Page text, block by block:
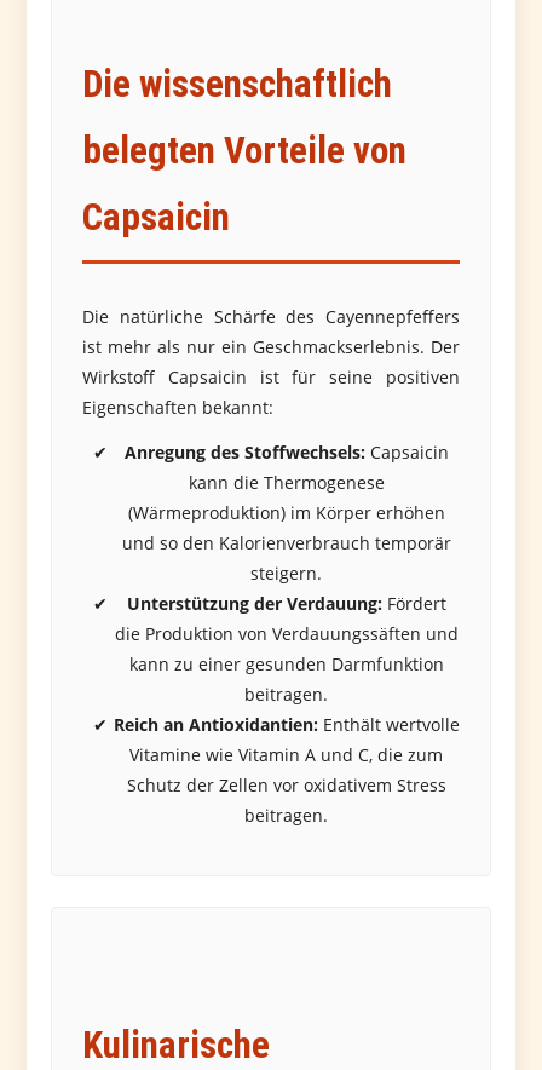
Die wissenschaftlich
belegten Vorteile von
Capsaicin
Die natürliche Schärfe des Cayennepfeffers
ist mehr als nur ein Geschmackserlebnis. Der
Wirkstoff Capsaicin ist für seine positiven
Eigenschaften bekannt:
Anregung des Stoffwechsels:Capsaicin
kann die Thermogenese
(Wärmeproduktion) im Körper erhöhen
und so den Kalorienverbrauch temporär
steigern.
Unterstützung der Verdauung:Fördert
die Produktion von Verdauungssäften und
kann zu einer gesunden Darmfunktion
beitragen.
Reich an Antioxidantien:Enthält wertvolle
Vitamine wie Vitamin A und C, die zum
Schutz der Zellen vor oxidativem Stress
beitragen.
Kulinarische